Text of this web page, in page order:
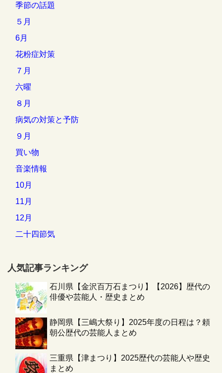
季節の話題
５月
6月
花粉症対策
７月
六曜
８月
病気の対策と予防
９月
買い物
音楽情報
10月
11月
12月
二十四節気
人気記事ランキング
石川県【金沢百万石まつり】【2026】歴代の
俳優や芸能人・歴史まとめ
静岡県【三嶋大祭り】2025年度の日程は？頼
朝公歴代の芸能人まとめ
三重県【津まつり】2025歴代の芸能人や歴史
まとめ